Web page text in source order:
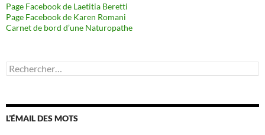
Page Facebook de Laetitia Beretti
Page Facebook de Karen Romani
Carnet de bord d’une Naturopathe
Rechercher :
L’ÉMAIL DES MOTS